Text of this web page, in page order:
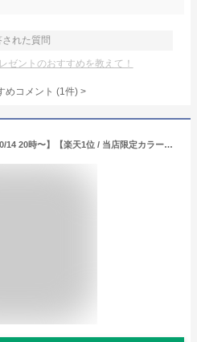
された質問
ゼントのおすすめを教えて！
めコメント (1件) >
【全品30％OFFクーポン10/14 20時〜】【楽天1位 / 当店限定カラー】 ホッピング 子供 柔らか バランスホッピング 光る 鳴る スポーツトイ ジャンプ 体幹 運動 知育玩具 おもちゃ 3歳 4歳 5歳 6歳 7歳 女の子 男の子 誕生日 プレゼント 小学生 キッズ 遊具 室内 室外